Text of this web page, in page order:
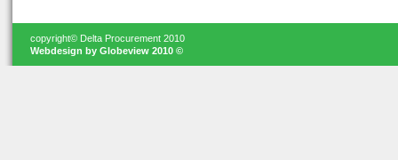
copyright© Delta Procurement 2010
Webdesign by